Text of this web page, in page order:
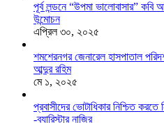
পূর্ব লন্ডনে “উপমা ভালোবাসার”
উন্মোচন
এপ্রিল ৩০, ২০২৫
শমশেরনগর জেনারেল হাসপাতাল
আব্দুর রহিম
মে ১, ২০২৫
প্রবাসীদের ভোটাধিকার নিশ্চিত
-ব্যারিস্টার নাজির